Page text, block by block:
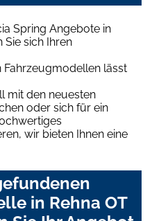
Spring Angebote in
Sie sich Ihren
lässt
mit den neuesten
oder sich für ein
wir bieten Ihnen eine
in Rehna OT